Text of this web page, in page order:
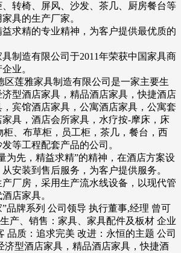
转椅、屏风、沙发、茶几、厨房餐台等
具的生产厂家。
求精的专业精神，为客户提供最优质的
制造有限公司于2011年荣获中国家具商
业。
区莲雅家具制造有限公司是一家主要生
型酒店家具，精品酒店家具，快捷酒店
宾馆酒店家具，公寓酒店家具，公寓套
具，酒店会所家具，水疗按-摩床，床
、布草柜，员工柜，茶几，餐台，西
等工程配套产品的公司。
为先，精益求精”的精神，在酒店方案设
安装到售后服务，为客户提供服务。
厂房，采用生产流水线设备，以现代管
店家具。
”品牌系列 公司领导 执行董事,经理 曾可
产、销售：家具、家具配件及板材 企业
品质：追求完美 改进：永恒的主题 公司
济型酒店家具，精品酒店家具，快捷酒